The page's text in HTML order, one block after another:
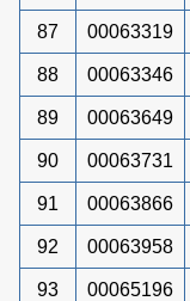
87 00063319
88 00063346
89 00063649
90 00063731
91 00063866
92 00063958
93 00065196